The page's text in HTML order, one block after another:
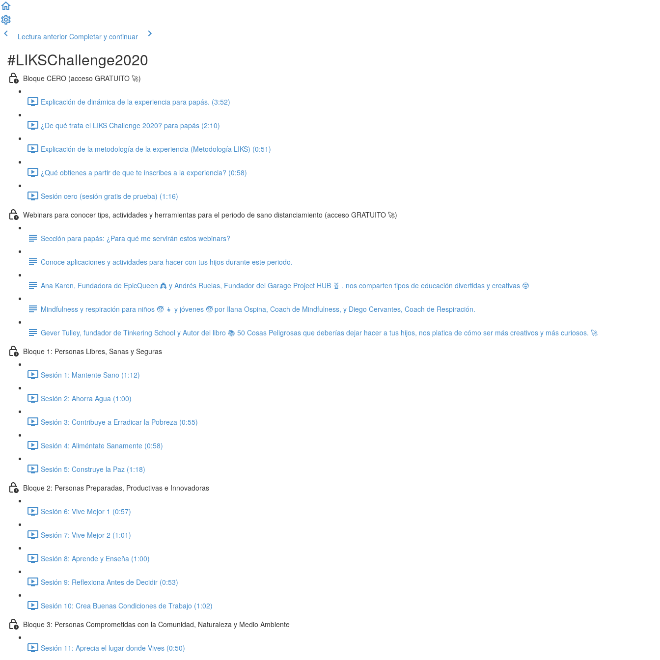
Lectura anterior Completar y continuar
#LIKSChallenge2020
Bloque CERO (acceso GRATUITO 🚀)
Explicación de dinámica de la experiencia para papás. (3:52)
¿De qué trata el LIKS Challenge 2020? para papás (2:10)
Explicación de la metodología de la experiencia (Metodología LIKS) (0:51)
¿Qué obtienes a partir de que te inscribes a la experiencia? (0:58)
Sesión cero (sesión gratis de prueba) (1:16)
Webinars para conocer tips, actividades y herramientas para el periodo de sano distanciamiento (acceso GRATUITO 🚀)
Sección para papás: ¿Para qué me servirán estos webinars?
Conoce aplicaciones y actividades para hacer con tus hijos durante este periodo.
Ana Karen, Fundadora de EpicQueen 👸 y Andrés Ruelas, Fundador del Garage Project HUB 🧬 , nos comparten tipos de educación divertidas y creativas 🤓
Mindfulness y respiración para niños 🧒 👧 y jóvenes 🧒 por Ilana Ospina, Coach de Mindfulness, y Diego Cervantes, Coach de Respiración.
Gever Tulley, fundador de Tinkering School y Autor del libro 📚 50 Cosas Peligrosas que deberías dejar hacer a tus hijos, nos platica de cómo ser más creativos y más curiosos. 🚀
Bloque 1: Personas Libres, Sanas y Seguras
Sesión 1: Mantente Sano (1:12)
Sesión 2: Ahorra Agua (1:00)
Sesión 3: Contribuye a Erradicar la Pobreza (0:55)
Sesión 4: Aliméntate Sanamente (0:58)
Sesión 5: Construye la Paz (1:18)
Bloque 2: Personas Preparadas, Productivas e Innovadoras
Sesión 6: Vive Mejor 1 (0:57)
Sesión 7: Vive Mejor 2 (1:01)
Sesión 8: Aprende y Enseña (1:00)
Sesión 9: Reflexiona Antes de Decidir (0:53)
Sesión 10: Crea Buenas Condiciones de Trabajo (1:02)
Bloque 3: Personas Comprometidas con la Comunidad, Naturaleza y Medio Ambiente
Sesión 11: Aprecia el lugar donde Vives (0:50)